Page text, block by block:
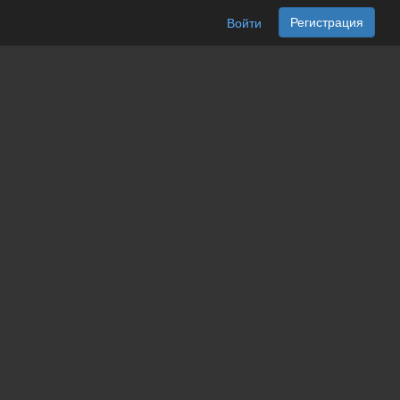
Войти Регистрация